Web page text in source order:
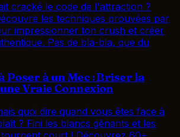
cracké le code de l'attraction ?
les techniques prouvées par
impressionner ton crush et créer
Pas de bla-bla, que du
Poser à un Mec : Briser la
Vraie Connexion
quoi dire quand vous êtes face à
? Fini les blancs gênants et les